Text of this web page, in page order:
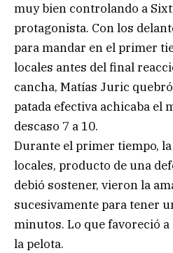
muy bien controlando a
protagonista. Con los
para mandar en el primer
locales antes del final
cancha, Matías Juric
patada efectiva achicaba el
descaso 7 a 10.
Durante el primer tiempo,
locales, producto de una
debió sostener, vieron la
sucesivamente para tener
minutos. Lo que favoreció
la pelota.